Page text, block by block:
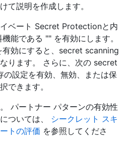
て説明を作成します。
ベート Secret Protectionと内
能である "" を有効にします。
効にすると、secret scanning
ります。 さらに、次の secret
設定を有効、無効、または保
できます。
。 パートナー パターンの有効性
ついては、 シークレット スキ
トの評価 を参照してくださ